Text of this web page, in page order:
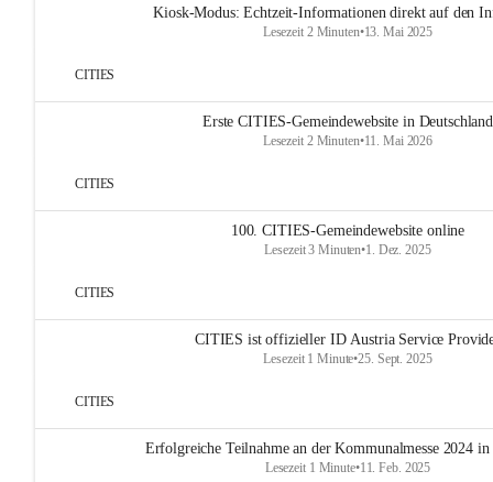
Kiosk-Modus: Echtzeit-Informationen direkt auf den
Lesezeit 2 Minuten•13. Mai 2025
CITIES
Erste CITIES-Gemeindewebsite in Deutschland
Lesezeit 2 Minuten•11. Mai 2026
CITIES
100. CITIES-Gemeindewebsite online
Lesezeit 3 Minuten•1. Dez. 2025
CITIES
CITIES ist offizieller ID Austria Service
Lesezeit 1 Minute•25. Sept. 2025
CITIES
Erfolgreiche Teilnahme an der Kommunalmesse 2024
Lesezeit 1 Minute•11. Feb. 2025